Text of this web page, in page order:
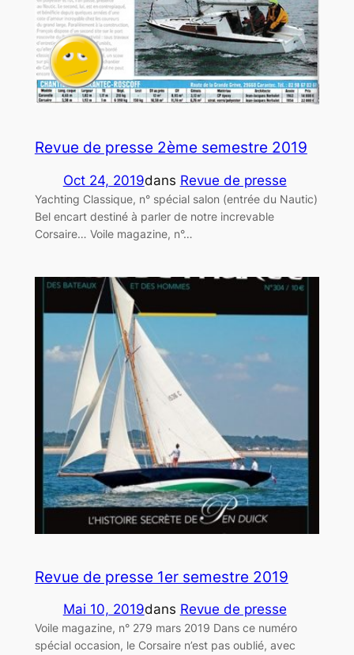
Revue de presse 2ème semestre 2019
Oct 24, 2019dans Revue de presse
Yachting Classique, n° spécial salon (entrée du Nautic)
Bel encart destiné à parler de notre increvable
Corsaire… Voile magazine, n°…
Revue de presse 1er semestre 2019
Mai 10, 2019dans Revue de presse
Voile magazine, n° 279 mars 2019 Dans ce numéro
spécial occasion, le Corsaire n’est pas oublié, avec